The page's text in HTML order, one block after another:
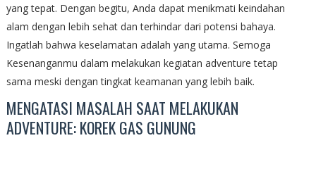
yang tepat. Dengan begitu, Anda dapat menikmati keindahan
alam dengan lebih sehat dan terhindar dari potensi bahaya.
Ingatlah bahwa keselamatan adalah yang utama. Semoga
Kesenanganmu dalam melakukan kegiatan adventure tetap
sama meski dengan tingkat keamanan yang lebih baik.
MENGATASI MASALAH SAAT MELAKUKAN
ADVENTURE: KOREK GAS GUNUNG